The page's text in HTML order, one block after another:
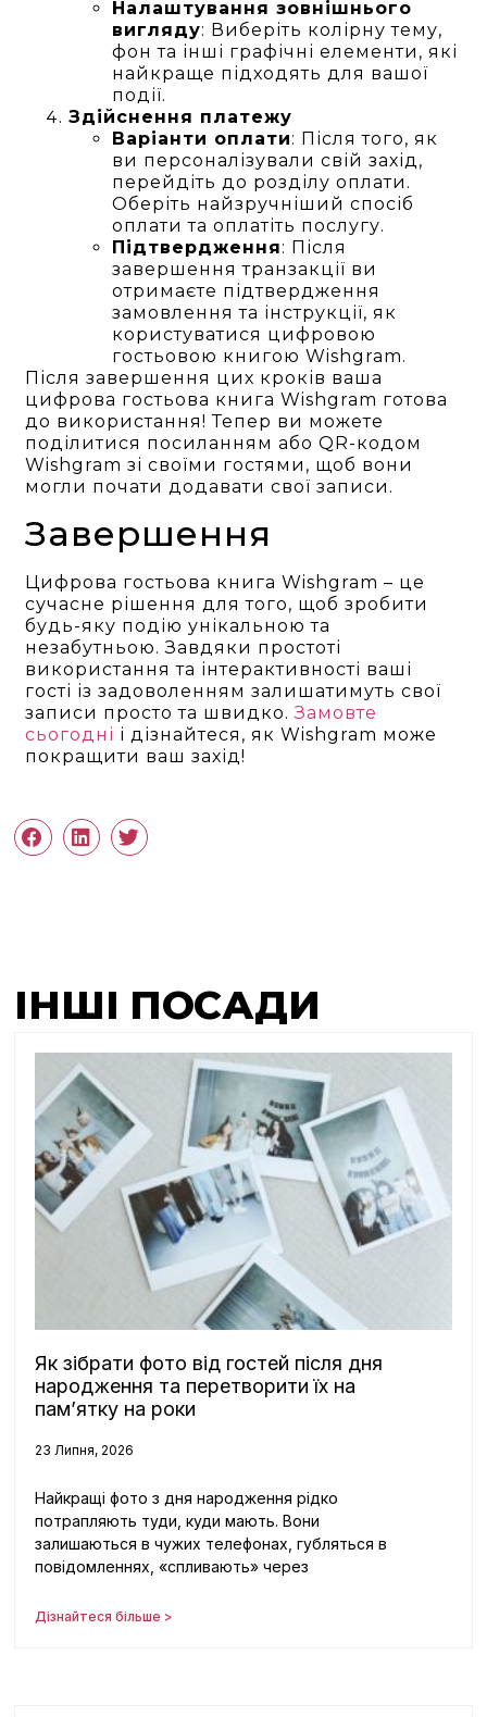
Налаштування зовнішнього
вигляду: Виберіть колірну тему,
фон та інші графічні елементи, які
найкраще підходять для вашої
події.
Здійснення платежу
Варіанти оплати: Після того, як
ви персоналізували свій захід,
перейдіть до розділу оплати.
Оберіть найзручніший спосіб
оплати та оплатіть послугу.
Підтвердження: Після
завершення транзакції ви
отримаєте підтвердження
замовлення та інструкції, як
користуватися цифровою
гостьовою книгою Wishgram.
Після завершення цих кроків ваша
цифрова гостьова книга Wishgram готова
до використання! Тепер ви можете
поділитися посиланням або QR-кодом
Wishgram зі своїми гостями, щоб вони
могли почати додавати свої записи.
Завершення
Цифрова гостьова книга Wishgram – це
сучасне рішення для того, щоб зробити
будь-яку подію унікальною та
незабутньою. Завдяки простоті
використання та інтерактивності ваші
гості із задоволенням залишатимуть свої
записи просто та швидко.Замовте
сьогодні і дізнайтеся, як Wishgram може
покращити ваш захід!
ІНШІ ПОСАДИ
Як зібрати фото від гостей після дня
народження та перетворити їх на
пам’ятку на роки
23 Липня, 2026
Найкращі фото з дня народження рідко
потрапляють туди, куди мають. Вони
залишаються в чужих телефонах, губляться в
повідомленнях, «спливають» через
Дізнайтеся більше >